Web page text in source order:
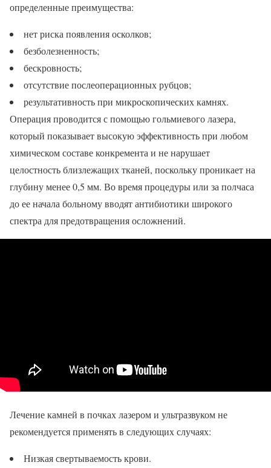
определенные преимущества:
нет риска появления осколков;
безболезненность;
бескровность;
отсутствие послеоперационных рубцов;
результативность при микроскопических камнях.
Операция проводится с помощью гольмиевого лазера,
который показывает высокую эффективность при любом
химическом составе конкремента и не нарушает
целостность близлежащих тканей, поскольку проникает на
глубину менее 0,5 мм. Во время процедуры или за полчаса
до ее начала больному вводят антибиотики широкого
спектра для предотвращения осложнений.
Лечение камней в почках лазером и ультразвуком не
рекомендуется применять в следующих случаях:
Низкая свертываемость крови.